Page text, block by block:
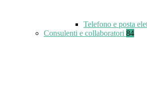
Telefono e posta
Consulenti e collaboratori 84